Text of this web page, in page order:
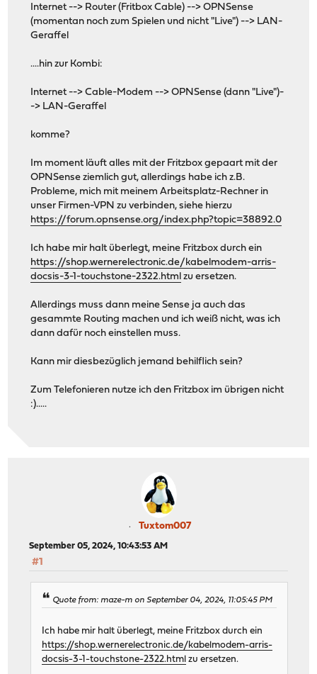
Internet --> Router (Fritbox Cable) --> OPNSense
(momentan noch zum Spielen und nicht "Live") --> LAN-
Geraffel
....hin zur Kombi:
Internet --> Cable-Modem --> OPNSense (dann "Live")-
-> LAN-Geraffel
komme?
Im moment läuft alles mit der Fritzbox gepaart mit der
OPNSense ziemlich gut, allerdings habe ich z.B.
Probleme, mich mit meinem Arbeitsplatz-Rechner in
unser Firmen-VPN zu verbinden, siehe hierzu
https://forum.opnsense.org/index.php?topic=38892.0
Ich habe mir halt überlegt, meine Fritzbox durch ein
https://shop.wernerelectronic.de/kabelmodem-arris-
docsis-3-1-touchstone-2322.html zu ersetzen.
Allerdings muss dann meine Sense ja auch das
gesammte Routing machen und ich weiß nicht, was ich
dann dafür noch einstellen muss.
Kann mir diesbezüglich jemand behilflich sein?
Zum Telefonieren nutze ich den Fritzbox im übrigen nicht
:).....
Tuxtom007
September 05, 2024, 10:43:53 AM
#1
Quote from: maze-m on September 04, 2024, 11:05:45 PM
Ich habe mir halt überlegt, meine Fritzbox durch ein
https://shop.wernerelectronic.de/kabelmodem-arris-
docsis-3-1-touchstone-2322.html zu ersetzen.